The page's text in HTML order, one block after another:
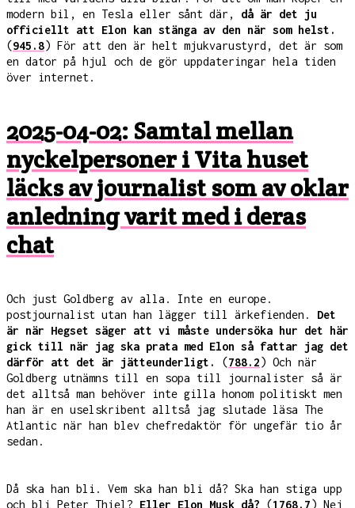
modern bil, en Tesla eller sånt där, då är det ju
officiellt att Elon kan stänga av den när som helst.
(945.8) För att den är helt mjukvarustyrd, det är som
en dator på hjul och de gör uppdateringar hela tiden
över internet.
2025-04-02: Samtal mellan
nyckelpersoner i Vita huset
läcks av journalist som av oklar
anledning varit med i deras
chat
Och just Goldberg av alla. Inte en europe.
postjournalist utan han lägger till ärkefienden. Det
är när Hegset säger att vi måste undersöka hur det här
gick till när jag ska prata med Elon så fattar jag det
därför att det är jätteunderligt.
(788.2) Och när
Goldberg utnämns till en sopa till journalister så är
det alltså man behöver inte gilla honom politiskt men
han är en uselskribent alltså jag slutade läsa The
Atlantic när han blev chefredaktör för ungefär tio år
sedan.
Då ska han bli. Vem ska han bli då? Ska han stiga upp
och bli Peter Thiel? Eller Elon Musk då? (1768.7) Nej